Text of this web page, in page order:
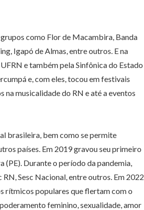
como Flor de Macambira, Banda
Igapó de Almas, entre outros. E na
e também pela Sinfônica do Estado
e, com eles, tocou em festivais
na musicalidade do RN e até a eventos
brasileira, bem como se permite
países. Em 2019 gravou seu primeiro
(PE). Durante o período da pandemia,
Sesc Nacional, entre outros. Em 2022
rítmicos populares que flertam com o
feminino, sexualidade, amor